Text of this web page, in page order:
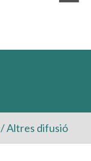
/Altres difusió